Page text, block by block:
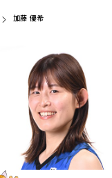
加藤 優希